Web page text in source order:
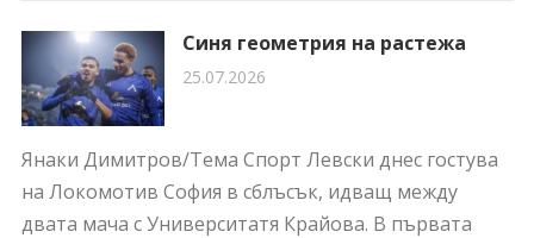
Синя геометрия на растежа
25.07.2026
Янаки Димитров/Тема Спорт Левски днес гостува
на Локомотив София в сблъсък, идващ между
двата мача с Университатя Крайова. В първата